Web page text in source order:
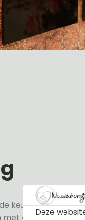
keuze uit 3
4 zwarte en 4
Deze